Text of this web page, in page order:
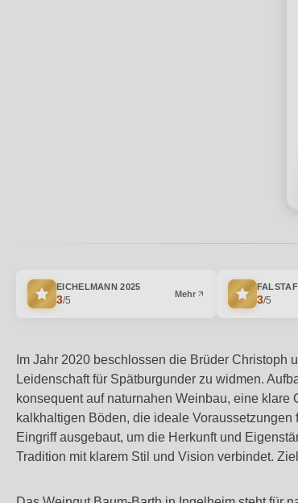
EICHELMANN2025
3/5
Mehr 3/5
Im Jahr 2020 beschlossen die Brüder
Leidenschaft für Spätburgunder zu widmen.
konsequent auf naturnahen Weinbau, eine
kalkhaltigen Böden, die ideale
Eingriff ausgebaut, um die Herkunft und
Tradition mit klarem Stil und Vision verbindet.